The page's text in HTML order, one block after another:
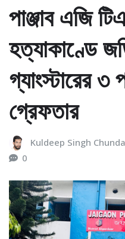
পাঞ্জাব এজি
হত্যাকাণ্ডে
গ্যাংস্টারের
গ্রেফতার
Kuldeep Singh
0